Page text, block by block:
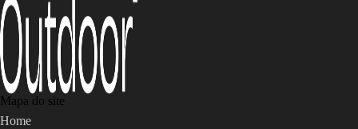
Mapa do site
Home